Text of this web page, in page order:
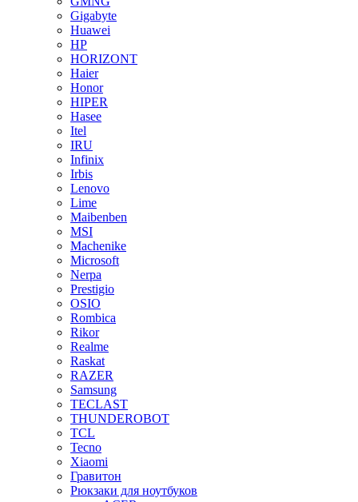
Gigabyte
Huawei
HP
HORIZONT
Haier
Honor
HIPER
Hasee
Itel
IRU
Infinix
Irbis
Lenovo
Lime
Maibenben
MSI
Machenike
Microsoft
Nerpa
Prestigio
OSIO
Rombica
Rikor
Realme
Raskat
RAZER
Samsung
TECLAST
THUNDEROBOT
TCL
Tecno
Xiaomi
Гравитон
Рюкзаки для ноутбуков